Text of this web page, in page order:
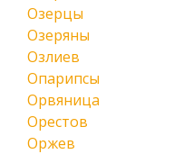
Озерцы
Озеряны
Озлиев
Опарипсы
Орвяница
Орестов
Оржев